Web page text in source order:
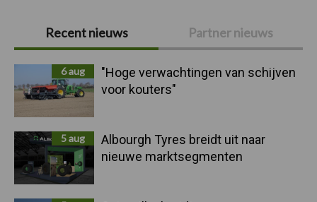
Primaire
Sidebar
Recent nieuws Partner nieuws
6 aug
"Hoge verwachtingen van schijven
voor kouters"
5 aug
Albourgh Tyres breidt uit naar
nieuwe marktsegmenten